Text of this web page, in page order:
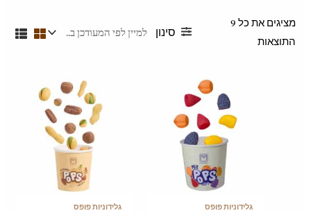
התוצאות
סינון
גלידוניות פופס גלידוניות פופס